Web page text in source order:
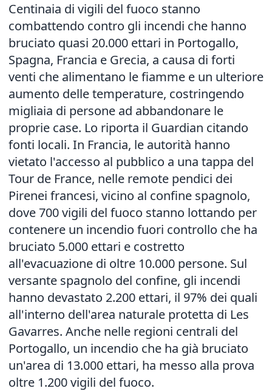
Centinaia di vigili del fuoco stanno
combattendo contro gli incendi che hanno
bruciato quasi 20.000 ettari in Portogallo,
Spagna, Francia e Grecia, a causa di forti
venti che alimentano le fiamme e un ulteriore
aumento delle temperature, costringendo
migliaia di persone ad abbandonare le
proprie case. Lo riporta il Guardian citando
fonti locali. In Francia, le autorità hanno
vietato l'accesso al pubblico a una tappa del
Tour de France, nelle remote pendici dei
Pirenei francesi, vicino al confine spagnolo,
dove 700 vigili del fuoco stanno lottando per
contenere un incendio fuori controllo che ha
bruciato 5.000 ettari e costretto
all'evacuazione di oltre 10.000 persone. Sul
versante spagnolo del confine, gli incendi
hanno devastato 2.200 ettari, il 97% dei quali
all'interno dell'area naturale protetta di Les
Gavarres. Anche nelle regioni centrali del
Portogallo, un incendio che ha già bruciato
un'area di 13.000 ettari, ha messo alla prova
oltre 1.200 vigili del fuoco.